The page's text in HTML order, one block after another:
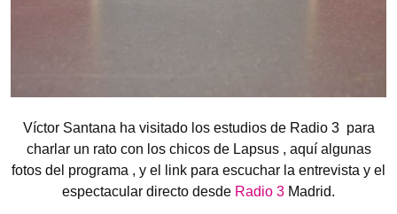
Víctor Santana ha visitado los estudios de Radio 3 para
charlar un rato con los chicos de Lapsus , aquí algunas
fotos del programa , y el link para escuchar la entrevista y el
espectacular directo desde Radio 3 Madrid.